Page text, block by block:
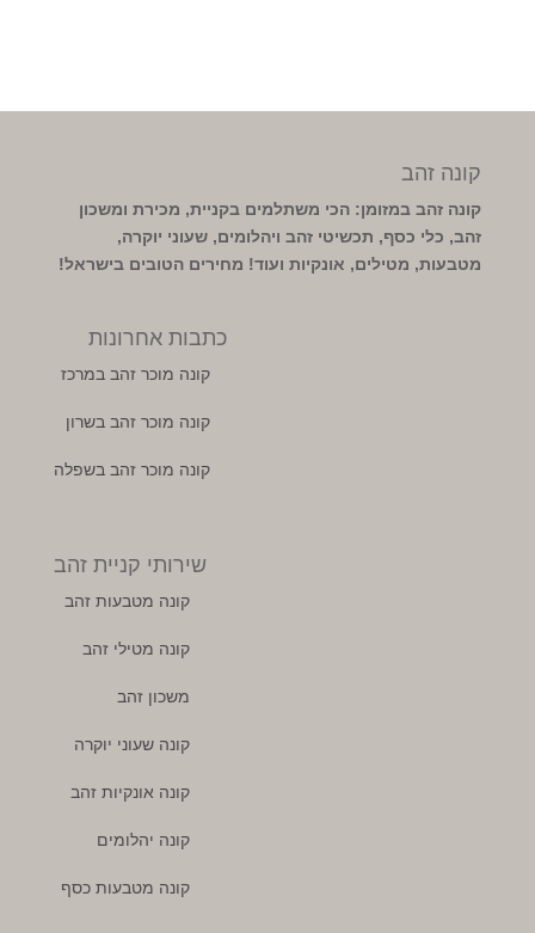
קונה זהב
קונה זהב במזומן: הכי משתלמים בקניית, מכירת ומשכון
זהב, כלי כסף, תכשיטי זהב ויהלומים, שעוני יוקרה,
מטבעות, מטילים, אונקיות ועוד! מחירים הטובים בישראל!
כתבות אחרונות
קונה מוכר זהב במרכז
קונה מוכר זהב בשרון
קונה מוכר זהב בשפלה
שירותי קניית זהב
קונה מטבעות זהב
קונה מטילי זהב
משכון זהב
קונה שעוני יוקרה
קונה אונקיות זהב
קונה יהלומים
קונה מטבעות כסף